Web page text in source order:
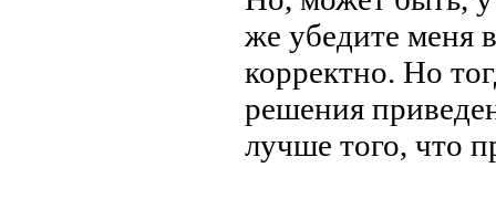
же убедите меня
корректно. Но
решения
лучше того, что